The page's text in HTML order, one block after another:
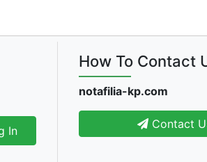
In
How To Contact
notafilia-kp.com
Contact